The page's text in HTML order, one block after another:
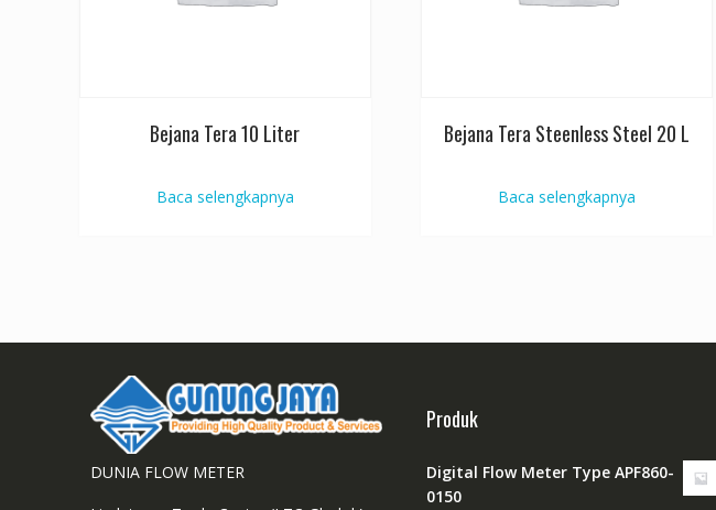
Bejana Tera 10 Liter
Baca selengkapnya
Bejana Tera Steenless Steel 20 L
Baca selengkapnya
DUNIA FLOW METER
Produk
Digital Flow Meter Type APF860-
0150